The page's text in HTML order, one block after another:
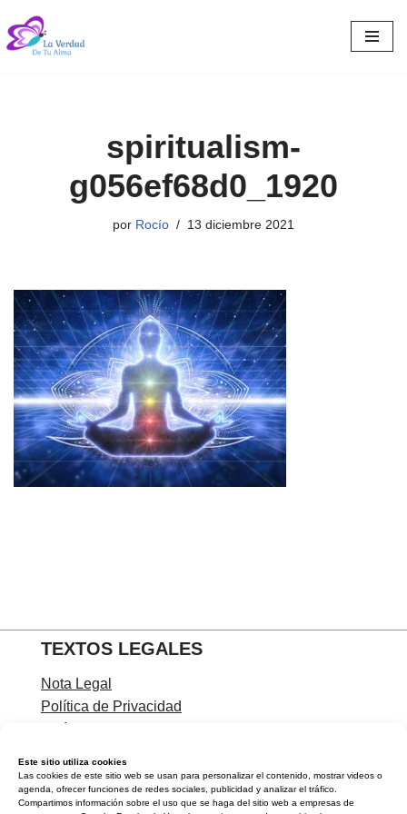
Este sitio utiliza cookies
Las cookies de este sitio web se usan para personalizar el contenido, mostrar videos o
agenda, ofrecer funciones de redes sociales, publicidad y analizar el tráfico.
Compartimos información sobre el uso que se haga del sitio web a empresas de
Saltar
spiritualism-
g056ef68d0_1920
por Rocío 13 diciembre 2021
TEXTOS LEGALES
Nota Legal
Política de Privacidad